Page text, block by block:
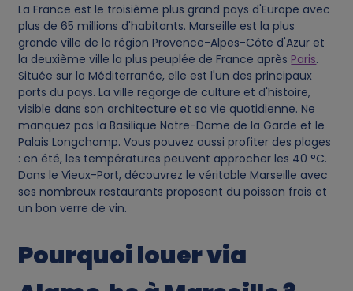
La France est le troisième plus grand pays d'Europe avec
plus de 65 millions d'habitants. Marseille est la plus
grande ville de la région Provence-Alpes-Côte d'Azur et
la deuxième ville la plus peuplée de France après Paris.
Située sur la Méditerranée, elle est l'un des principaux
ports du pays. La ville regorge de culture et d'histoire,
visible dans son architecture et sa vie quotidienne. Ne
manquez pas la Basilique Notre-Dame de la Garde et le
Palais Longchamp. Vous pouvez aussi profiter des plages
: en été, les températures peuvent approcher les 40 °C.
Dans le Vieux-Port, découvrez le véritable Marseille avec
ses nombreux restaurants proposant du poisson frais et
un bon verre de vin.
Pourquoi louer via